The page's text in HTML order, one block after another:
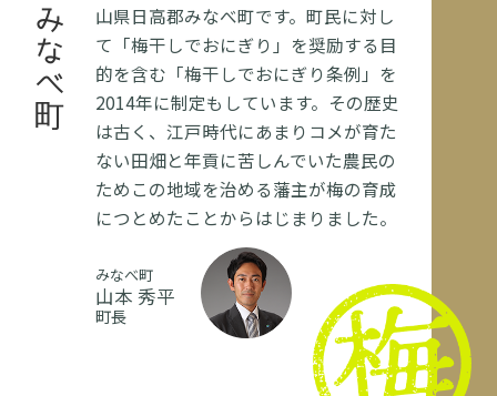
みなべ町
山県日高郡みなべ町です。町民に対し
て「梅干しでおにぎり」を奨励する目
的を含む「梅干しでおにぎり条例」を
2014年に制定もしています。その歴史
は古く、江戸時代にあまりコメが育た
ない田畑と年貢に苦しんでいた農民の
ためこの地域を治める藩主が梅の育成
につとめたことからはじまりました。
みなべ町
山本 秀平
町長